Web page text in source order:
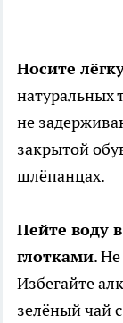
Носите
натуральных
не
закрытой
шлёпанцах.
Пейте воду
глотками.
Избегайте
зелёный чай